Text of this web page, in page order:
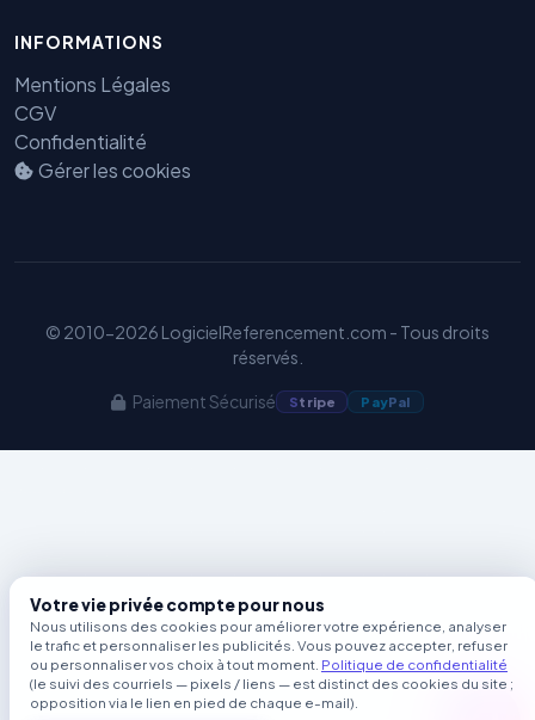
INFORMATIONS
Mentions Légales
CGV
Confidentialité
Gérer les cookies
© 2010-2026 LogicielReferencement.com - Tous droits
réservés.
Paiement Sécurisé Stripe PayPal
GEO
Votre vie privée compte pour nous
Nous utilisons des cookies pour améliorer votre expérience, analyser
le trafic et personnaliser les publicités. Vous pouvez accepter, refuser
ou personnaliser vos choix à tout moment. Politique de confidentialité
(le suivi des courriels — pixels / liens — est distinct des cookies du site ;
opposition via le lien en pied de chaque e-mail).